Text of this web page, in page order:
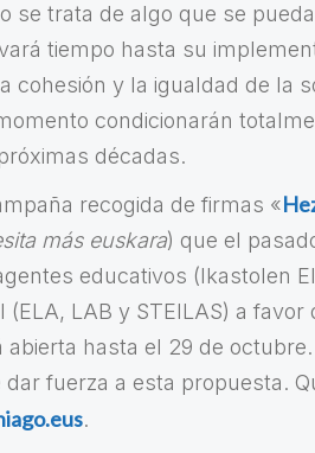
se trata de algo que se
tiempo hasta su
cohesión y la igualdad de la
condicionarán
décadas.
recogida de firmas «
más euskara) que el
educativos (Ikastolen
(ELA, LAB y STEILAS) a
abierta hasta el 29 de
fuerza a esta propuesta.
.